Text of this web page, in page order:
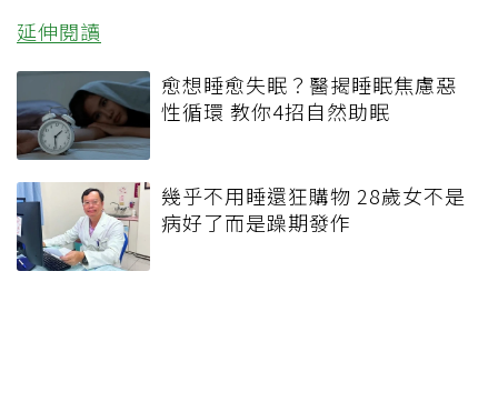
延伸閱讀
愈想睡愈失眠？醫揭睡眠焦慮惡
性循環 教你4招自然助眠
幾乎不用睡還狂購物 28歲女不是
病好了而是躁期發作